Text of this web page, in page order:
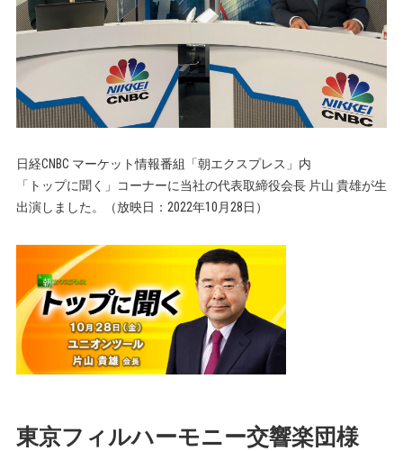
日経CNBC マーケット情報番組「朝エクスプレス」内
「トップに聞く」コーナーに当社の代表取締役会長 片山 貴雄が生
出演しました。（放映日：2022年10月28日）
東京フィルハーモニー交響楽団様